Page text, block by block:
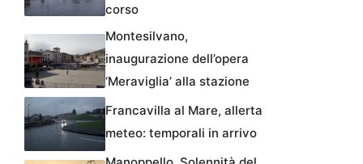
corso
Montesilvano,
inaugurazione dell’opera
‘Meraviglia’ alla stazione
Francavilla al Mare, allerta
meteo: temporali in arrivo